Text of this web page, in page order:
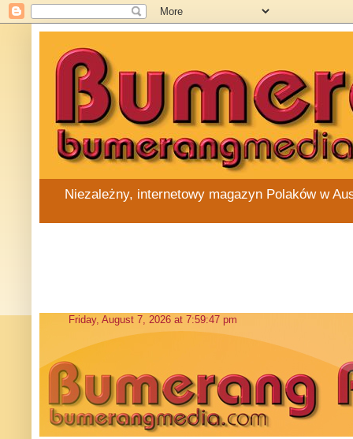
Niezależny, internetowy magazyn Polaków w